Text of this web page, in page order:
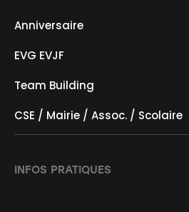
Anniversaire
EVG EVJF
Team Building
CSE / Mairie / Assoc. / Scolaire
INFOS PRATIQUES